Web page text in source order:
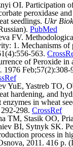
OI. Participation
peroxidase
seedlings. Ukr
PubMed
FV.
1. Mechanisms of
563.
of Peroxide in
1976 Feb;57(2):308-
YuE, Yastreb TO,
hardening, and
in wheat
298. CrossRef
TM, Stasik OO,
BI, Sytnyk SK.
process in
2011. 416 p.